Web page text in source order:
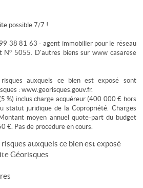
possible 7/7 !
38 81 63 - agent immobilier pour le réseau
N° 5055. D'autres biens sur www casarese
auxquels ce bien est exposé sont
: www.georisques.gouv.fr.
%) inclus charge acquéreur (400 000 € hors
statut juridique de la Copropriété. Charges
moyen annuel quote-part du budget
€. Pas de procédure en cours.
auxquels ce bien est exposé
Géorisques